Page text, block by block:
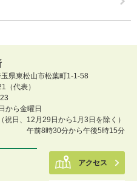
県東松山市松葉町1-1-58
（代表）
から金曜日
（祝日、12月29日から1月3日を除く）
午前8時30分から午後5時15分
アクセス